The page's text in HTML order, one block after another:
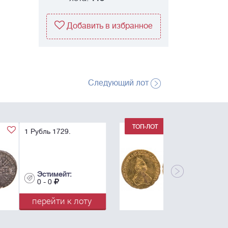
Добавить в избранное
Следующий лот
1 Рубль 1779. Для
Эстимейт:
перейти к лоту